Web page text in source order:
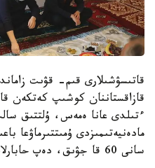
قاتىسۋشىلارى قىم- قۋىت
قازاقستاننان كوشىپ كەتكەن
ءتىلدى عانا ەمەس، ۇلتتىق
مادەنيەتىمىزدى ۇمىتتىرماۋعا
سانى 60 قا جۋىق، دەپ حابارلايدى قازاقپارات ءتىلشىسى.